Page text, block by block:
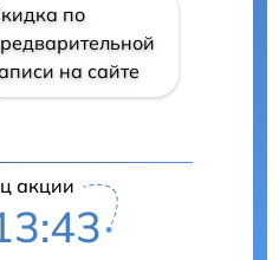
по
на сайте
акции